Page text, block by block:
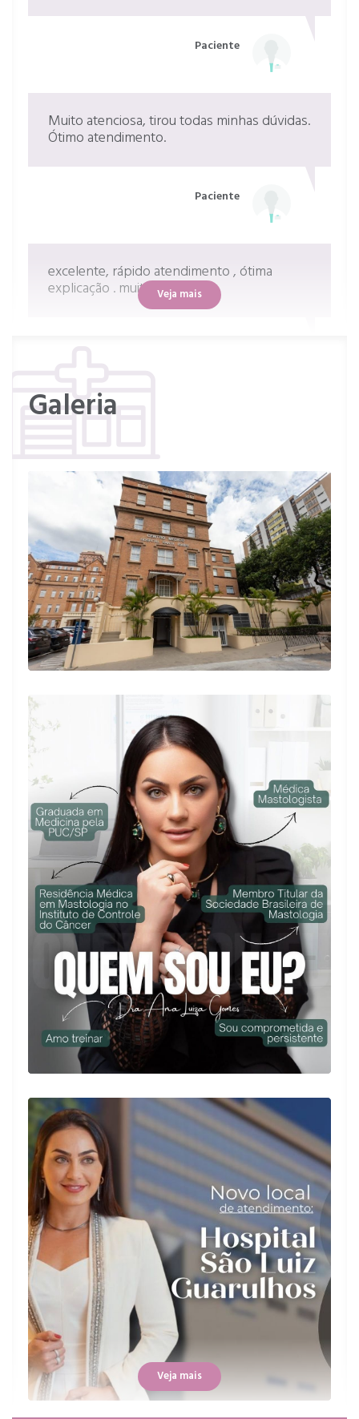
Paciente
Muito atenciosa, tirou todas minhas dúvidas.
Ótimo atendimento.
Paciente
excelente, rápido atendimento , ótima
explicação . muito bom
exames, te examina detalhadamente. Sai do
consultório tranquila e sem dúvidas.
Paciente
Excelente profissional, muito atenciosa e
empática.
Paciente
Médica incrível. Recomendo de olhos
fechados. Explica super bem, é atenciosa e
esclarece todas as dúvidas.
Paciente
A Dra é um amor! Super atenciosa e
cuidadosa, sem contar que tem ótima
experiência e técnica, agradeço
imensamente a Deus por ter colocado ela
em minha vida.
Excelente profissional, foi muito clara em
suas explicações
Paciente
Ótima profissional , relata bem as
possibilidades do procedimento , sabe te
deixa bem a vontade na consulta .
Paciente
Veja mais
Galeria
Veja mais